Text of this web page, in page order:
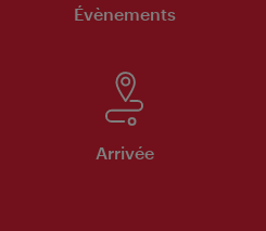
Évènements
Arrivée